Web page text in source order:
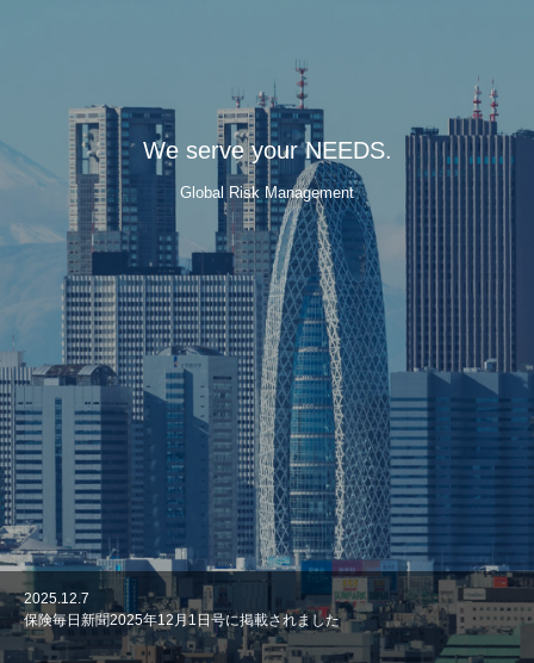
We serve your NEEDS.
Global Risk Management
2025.12.7
保険毎日新聞2025年12月1日号に掲載されました
2025.01.16
保険毎日新聞にインタビュー記事が掲載されました
2024.11.13
P＆I保険 最新マーケット情報セミナーを開催しました
2025.03.18
2025年3月12日 日本経済新聞朝刊に佐野グループチェアマンの意見広告
「保険維新」が掲載されました
2025.02.19
緊急提言セミナー
2025.01.10
金融庁における企業内代理店に関する論議のご案内